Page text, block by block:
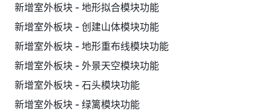
新增室外板块 - 地形拟合模块功能
新增室外板块 - 创建山体模块功能
新增室外板块 - 地形重布线模块功能
新增室外板块 - 外景天空模块功能
新增室外板块 - 石头模块功能
新增室外板块 - 绿篱模块功能